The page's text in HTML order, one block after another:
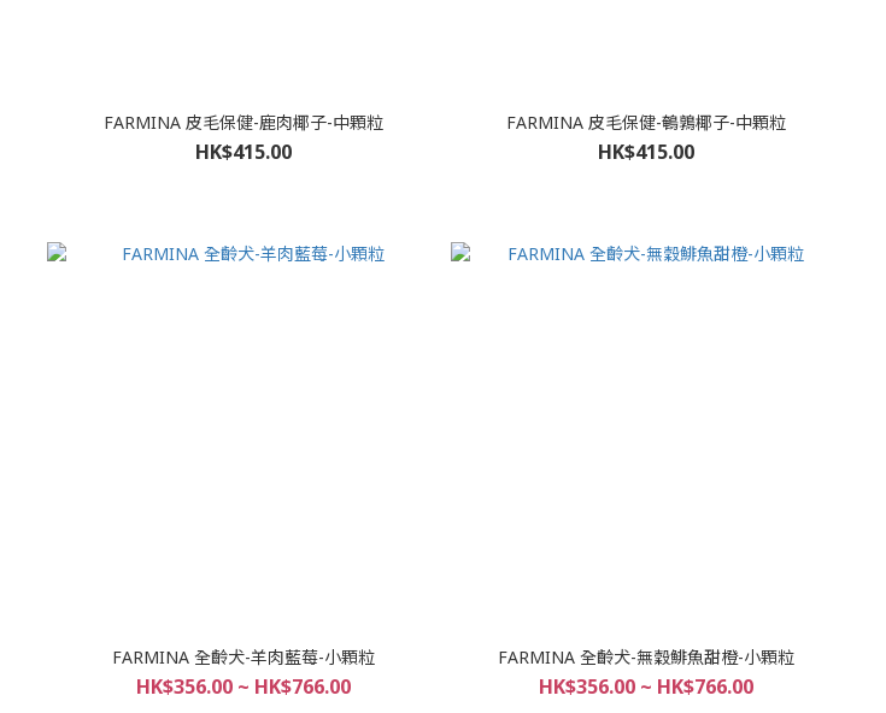
FARMINA 皮毛保健-鹿肉椰子-中顆粒
HK$415.00
FARMINA 皮毛保健-鵪鶉椰子-中顆粒
HK$415.00
FARMINA 全齡犬-羊肉藍莓-小顆粒
HK$356.00 ~ HK$766.00
FARMINA 全齡犬-無穀鯡魚甜橙-小顆粒
HK$356.00 ~ HK$766.00